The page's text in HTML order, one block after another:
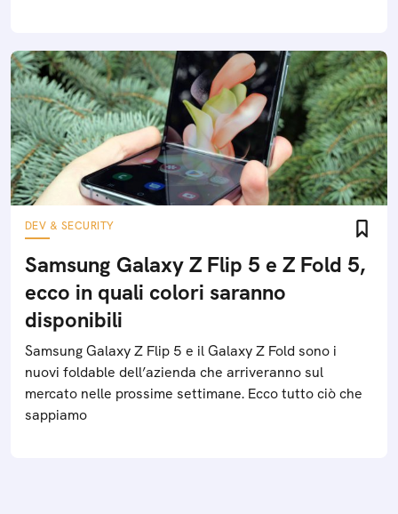
DEV & SECURITY
Samsung Galaxy Z Flip 5 e Z Fold 5,
ecco in quali colori saranno
disponibili
Samsung Galaxy Z Flip 5 e il Galaxy Z Fold sono i
nuovi foldable dell’azienda che arriveranno sul
mercato nelle prossime settimane. Ecco tutto ciò che
sappiamo